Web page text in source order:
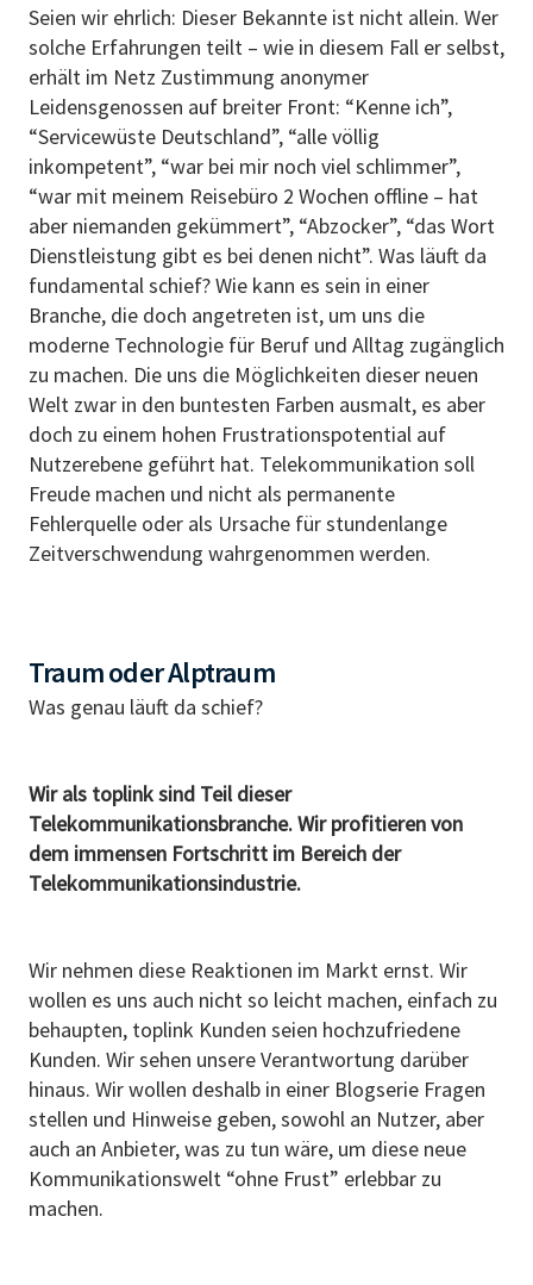
Seien wir ehrlich: Dieser Bekannte ist nicht allein. Wer
solche Erfahrungen teilt – wie in diesem Fall er selbst,
erhält im Netz Zustimmung anonymer
Leidensgenossen auf breiter Front: “Kenne ich”,
“Servicewüste Deutschland”, “alle völlig
inkompetent”, “war bei mir noch viel schlimmer”,
“war mit meinem Reisebüro 2 Wochen offline – hat
aber niemanden gekümmert”, “Abzocker”, “das Wort
Dienstleistung gibt es bei denen nicht”. Was läuft da
fundamental schief? Wie kann es sein in einer
Branche, die doch angetreten ist, um uns die
moderne Technologie für Beruf und Alltag zugänglich
zu machen. Die uns die Möglichkeiten dieser neuen
Welt zwar in den buntesten Farben ausmalt, es aber
doch zu einem hohen Frustrationspotential auf
Nutzerebene geführt hat. Telekommunikation soll
Freude machen und nicht als permanente
Fehlerquelle oder als Ursache für stundenlange
Zeitverschwendung wahrgenommen werden.
Traum oder Alptraum
Was genau läuft da schief?
Wir als toplink sind Teil dieser
Telekommunikationsbranche. Wir profitieren von
dem immensen Fortschritt im Bereich der
Telekommunikationsindustrie.
Wir nehmen diese Reaktionen im Markt ernst. Wir
wollen es uns auch nicht so leicht machen, einfach zu
behaupten, toplink Kunden seien hochzufriedene
Kunden. Wir sehen unsere Verantwortung darüber
hinaus. Wir wollen deshalb in einer Blogserie Fragen
stellen und Hinweise geben, sowohl an Nutzer, aber
auch an Anbieter, was zu tun wäre, um diese neue
Kommunikationswelt “ohne Frust” erlebbar zu
machen.